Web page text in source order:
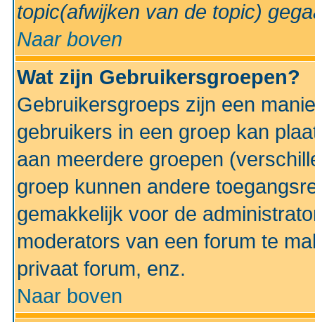
topic(afwijken van de topic)
Naar boven
Wat zijn Gebruikersgroepen?
Gebruikersgroeps zijn een
gebruikers in een groep kan
aan meerdere groepen
groep kunnen andere
gemakkelijk voor de
moderators van een forum te
privaat forum, enz.
Naar boven